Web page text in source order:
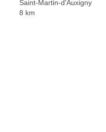
Saint-Martin-d'Auxigny
8 km